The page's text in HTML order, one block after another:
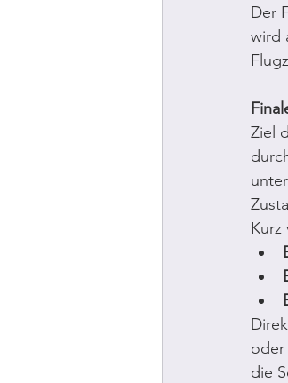
Der
wird
Ziel
Kurz
oder
die